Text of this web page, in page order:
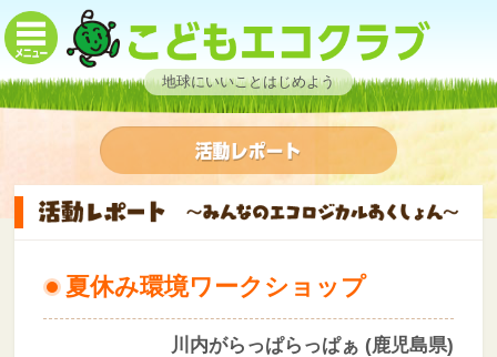
地球にいいことはじめよう
夏休み環境ワークショップ
川内がらっぱらっぱぁ (鹿児島県)